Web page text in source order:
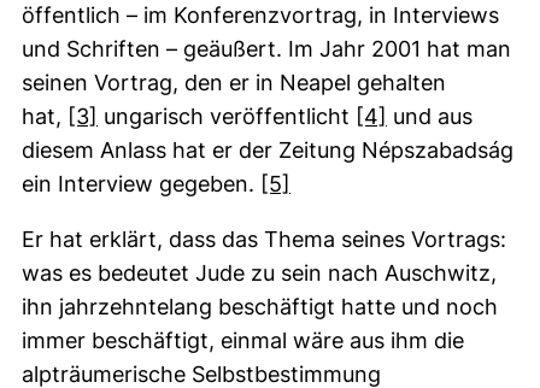
öffentlich – im Konferenzvortrag, in Interviews
und Schriften – geäußert. Im Jahr 2001 hat man
seinen Vortrag, den er in Neapel gehalten
hat, [3] (externer Link, öffnet neues Fenster)
ungarisch veröffentlicht [4] (externer
und aus
diesem Anlass hat er der Zeitung Népszabadság
ein Interview gegeben. [5]
Er hat erklärt, dass das Thema seines Vortrags:
was es bedeutet Jude zu sein nach Auschwitz,
ihn jahrzehntelang beschäftigt hatte und noch
immer beschäftigt, einmal wäre aus ihm die
alpträumerische Selbstbestimmung